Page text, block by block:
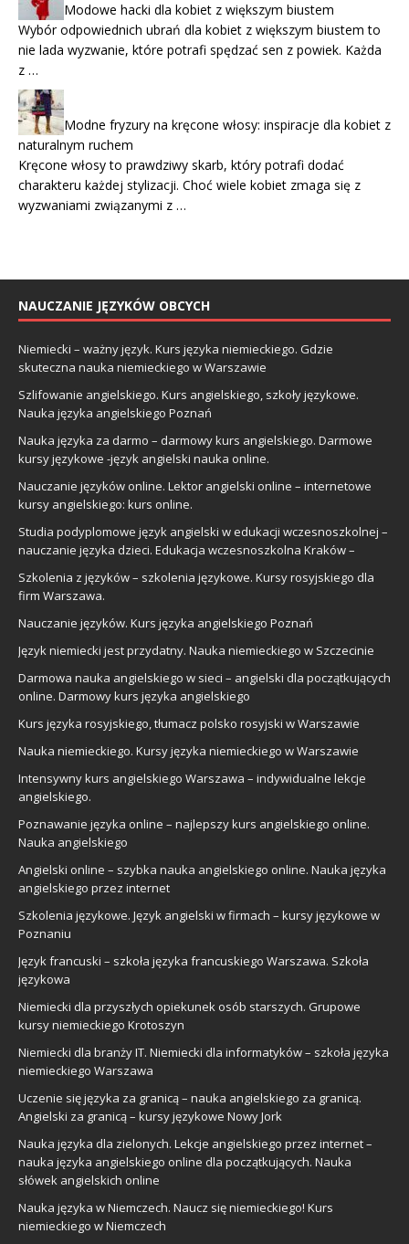
Modowe hacki dla kobiet z większym biustem
Wybór odpowiednich ubrań dla kobiet z większym biustem to
nie lada wyzwanie, które potrafi spędzać sen z powiek. Każda
z …
Modne fryzury na kręcone włosy: inspiracje dla kobiet z
naturalnym ruchem
Kręcone włosy to prawdziwy skarb, który potrafi dodać
charakteru każdej stylizacji. Choć wiele kobiet zmaga się z
wyzwaniami związanymi z …
NAUCZANIE JĘZYKÓW OBCYCH
Niemiecki – ważny język. Kurs języka niemieckiego. Gdzie
skuteczna nauka niemieckiego w Warszawie
Szlifowanie angielskiego. Kurs angielskiego, szkoły językowe.
Nauka języka angielskiego Poznań
Nauka języka za darmo – darmowy kurs angielskiego. Darmowe
kursy językowe -język angielski nauka online.
Nauczanie języków online. Lektor angielski online – internetowe
kursy angielskiego: kurs online.
Studia podyplomowe język angielski w edukacji wczesnoszkolnej –
nauczanie języka dzieci. Edukacja wczesnoszkolna Kraków –
Szkolenia z języków – szkolenia językowe. Kursy rosyjskiego dla
firm Warszawa.
Nauczanie języków. Kurs języka angielskiego Poznań
Język niemiecki jest przydatny. Nauka niemieckiego w Szczecinie
Darmowa nauka angielskiego w sieci – angielski dla początkujących
online. Darmowy kurs języka angielskiego
Kurs języka rosyjskiego, tłumacz polsko rosyjski w Warszawie
Nauka niemieckiego. Kursy języka niemieckiego w Warszawie
Intensywny kurs angielskiego Warszawa – indywidualne lekcje
angielskiego.
Poznawanie języka online – najlepszy kurs angielskiego online.
Nauka angielskiego
Angielski online – szybka nauka angielskiego online. Nauka języka
angielskiego przez internet
Szkolenia językowe. Język angielski w firmach – kursy językowe w
Poznaniu
Język francuski – szkoła języka francuskiego Warszawa. Szkoła
językowa
Niemiecki dla przyszłych opiekunek osób starszych. Grupowe
kursy niemieckiego Krotoszyn
Niemiecki dla branży IT. Niemiecki dla informatyków – szkoła języka
niemieckiego Warszawa
Uczenie się języka za granicą – nauka angielskiego za granicą.
Angielski za granicą – kursy językowe Nowy Jork
Nauka języka dla zielonych. Lekcje angielskiego przez internet –
nauka języka angielskiego online dla początkujących. Nauka
słówek angielskich online
Nauka języka w Niemczech. Naucz się niemieckiego! Kurs
niemieckiego w Niemczech